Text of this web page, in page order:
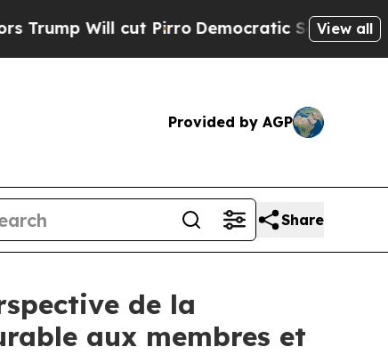
Will cut Pirro Democratic Socialists ofView all
Provided by AGP
Share
de la
aux membres et